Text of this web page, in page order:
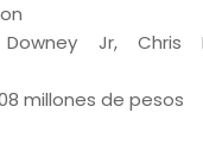
Jr, Chris
millones de pesos